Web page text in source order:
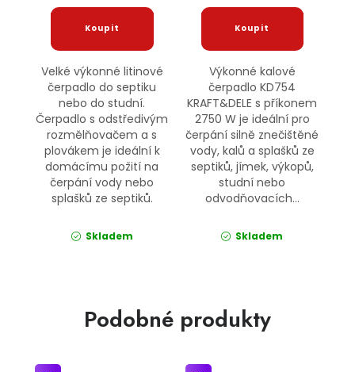
Velké výkonné litinové
čerpadlo do septiku
nebo do studní.
Čerpadlo s odstředivým
rozmělňovačem a s
plovákem je ideální k
domácímu požití na
čerpání vody nebo
splašků ze septiků.
Skladem
Výkonné kalové
čerpadlo KD754
KRAFT&DELE s příkonem
2750 W je ideální pro
čerpání silně znečištěné
vody, kalů a splašků ze
septiků, jímek, výkopů,
studní nebo
odvodňovacích...
Skladem
Podobné produkty